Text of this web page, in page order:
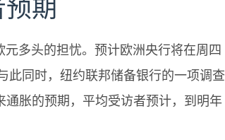
期
多头的担忧。预计欧洲央行将在周四
此同时，纽约联邦储备银行的一项调查
胀的预期，平均受访者预计，到明年